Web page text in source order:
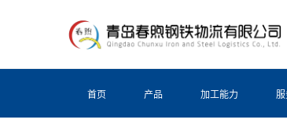
首页 产品 加工能力